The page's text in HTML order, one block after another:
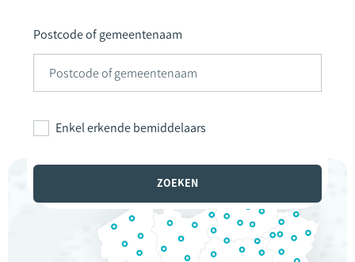
Postcode of gemeentenaam
Enkel erkende bemiddelaars